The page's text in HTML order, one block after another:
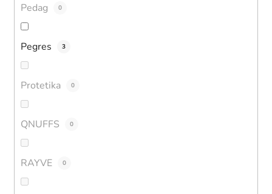
Pedag 0
Pegres 3
Protetika 0
QNUFFS 0
RAYVE 0